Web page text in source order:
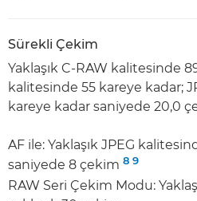
Sürekli Çekim
Yaklaşık C-RAW kalitesinde
kalitesinde 55 kareye kadar;
kareye kadar saniyede 20,0
AF ile: Yaklaşık JPEG
saniyede 8 çekim 8 9
RAW Seri Çekim Modu: